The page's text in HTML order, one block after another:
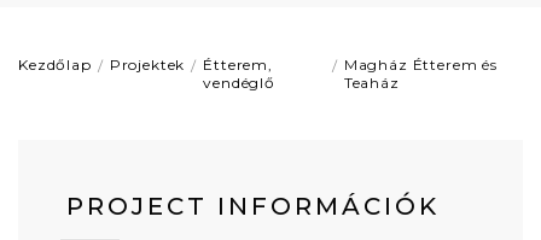
Kezdőlap Projektek
Étterem,
vendéglő
Magház Étterem és
Teaház
PROJECT INFORMÁCIÓK